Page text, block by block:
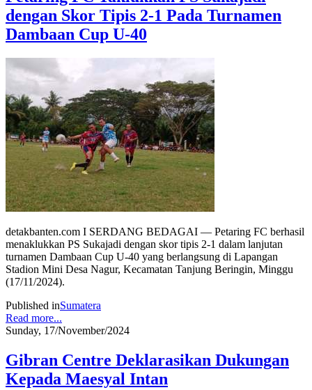
dengan Skor Tipis 2-1 Pada Turnamen
Dambaan Cup U-40
detakbanten.com I SERDANG BEDAGAI — Petaring FC berhasil
menaklukkan PS Sukajadi dengan skor tipis 2-1 dalam lanjutan
turnamen Dambaan Cup U-40 yang berlangsung di Lapangan
Stadion Mini Desa Nagur, Kecamatan Tanjung Beringin, Minggu
(17/11/2024).
Published inSumatera
Read more...
Sunday, 17/November/2024
Gibran Centre Deklarasikan Dukungan
Kepada Maesyal Intan